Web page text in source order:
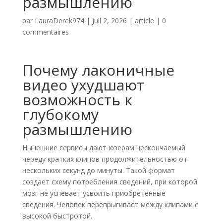
par LauraDerek974| Juil 2, 2026 | article | 0
commentaires
Почему лаконичные
видео ухудшают
возможность к
глубокому
размышлению
Нынешние сервисы дают юзерам нескончаемый
череду кратких клипов продолжительностью от
нескольких секунд до минуты. Такой формат
создает схему потребления сведений, при которой
мозг не успевает усвоить приобретённые
сведения. Человек перепрыгивает между клипами с
высокой быстротой.